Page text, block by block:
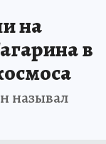
на
в
называл